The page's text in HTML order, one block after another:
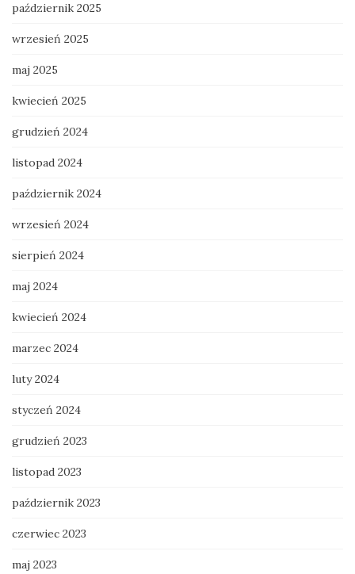
październik 2025
wrzesień 2025
maj 2025
kwiecień 2025
grudzień 2024
listopad 2024
październik 2024
wrzesień 2024
sierpień 2024
maj 2024
kwiecień 2024
marzec 2024
luty 2024
styczeń 2024
grudzień 2023
listopad 2023
październik 2023
czerwiec 2023
maj 2023